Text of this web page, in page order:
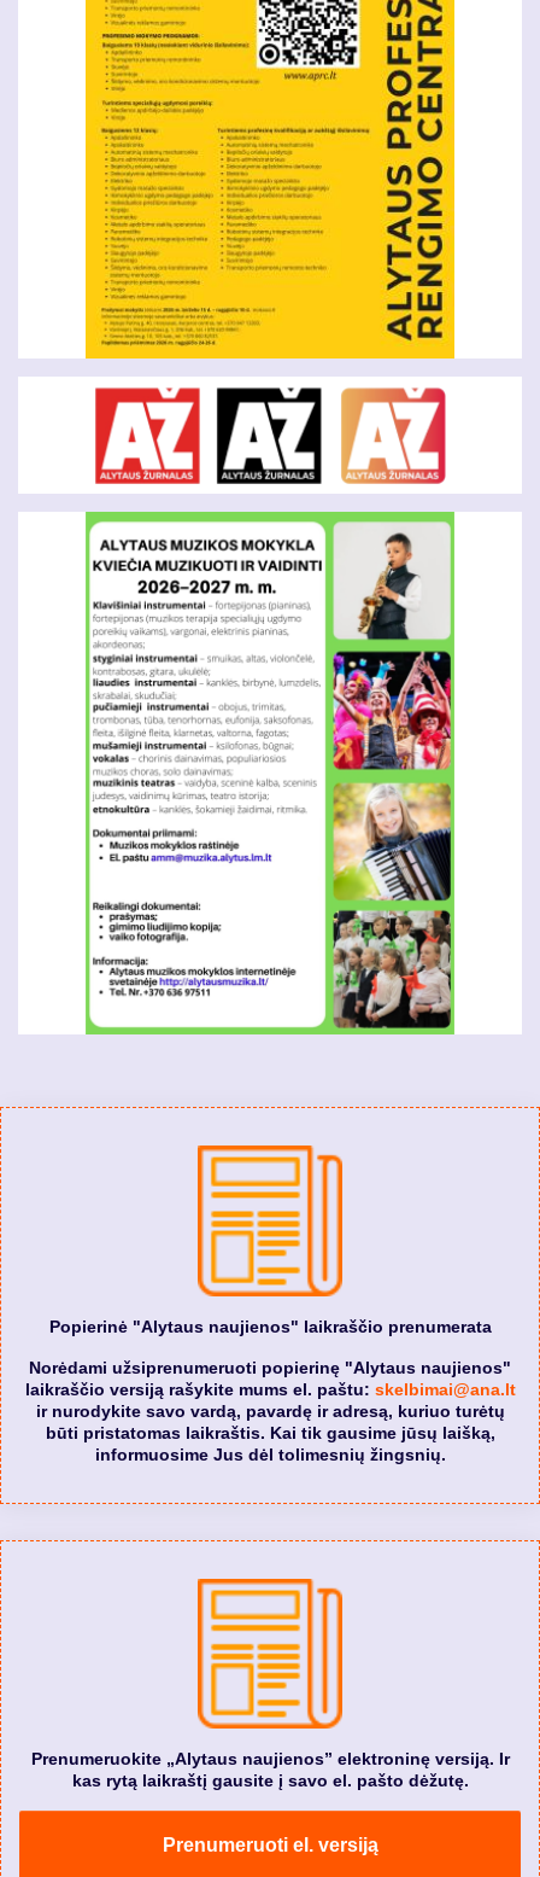
Popierinė "Alytaus naujienos" laikraščio prenumerata
Norėdami užsiprenumeruoti popierinę "Alytaus naujienos"
laikraščio versiją rašykite mums el. paštu: skelbimai@ana.lt
ir nurodykite savo vardą, pavardę ir adresą, kuriuo turėtų
būti pristatomas laikraštis. Kai tik gausime jūsų laišką,
informuosime Jus dėl tolimesnių žingsnių.
Prenumeruokite „Alytaus naujienos” elektroninę versiją. Ir
kas rytą laikraštį gausite į savo el. pašto dėžutę.
Prenumeruoti el. versiją